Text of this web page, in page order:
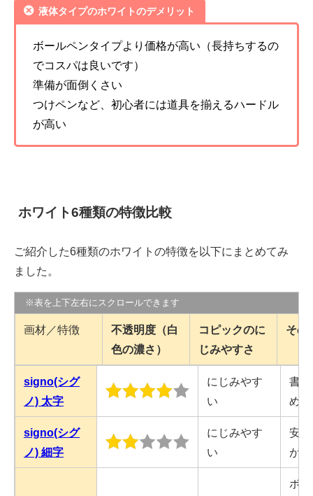
液体タイプのホワイトのデメリット
ボールペンタイプより価格が高い（長持ちするの
でコスパは良いです）
準備が面倒くさい
つけペンなど、初心者には道具を揃えるハードル
が高い
ホワイト6種類の特徴比較
ご紹介した6種類のホワイトの特徴を以下にまとめてみ
ました。
画材／特徴
不透明度（白
色の濃さ）
コピックのに
じみやすさ
その
signo(シグ
ノ) 太字
にじみやす
い
書
め
signo(シグ
ノ) 細字
にじみやす
い
安
が
ボ